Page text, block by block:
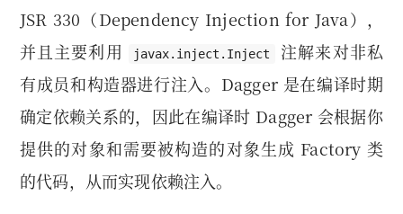
JSR 330（Dependency Injection for Java），
并且主要利用
javax.inject.Inject
注解来对非私
有成员和构造器进行注入。Dagger 是在编译时期
确定依赖关系的，因此在编译时 Dagger 会根据你
提供的对象和需要被构造的对象生成 Factory 类
的代码，从而实现依赖注入。